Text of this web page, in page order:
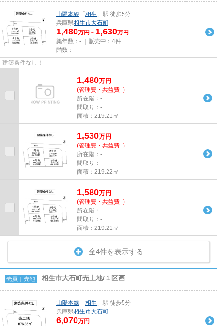
山陽本線 「 相生 」駅 徒歩5分
兵庫県相生市大石町
1,480万円～ 1,630万円
築年数：- ｜販売中： 4件
階数：-
建築条件なし！
1,480万円
(管理費・共益費 -)
所在階：-
間取り：-
面積：219.21㎡
1,530万円
(管理費・共益費 -)
所在階：-
間取り：-
面積：219.22㎡
1,580万円
(管理費・共益費 -)
所在階：-
間取り：-
面積：219.21㎡
全4件を表示する
売買｜売地 相生市大石町売土地/１区画
山陽本線 「 相生 」駅 徒歩5分
兵庫県相生市大石町
6,070万円